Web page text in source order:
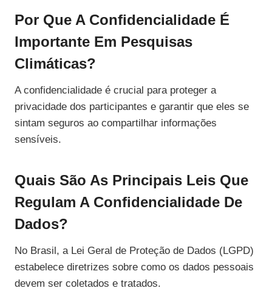
Por Que A Confidencialidade É
Importante Em Pesquisas
Climáticas?
A confidencialidade é crucial para proteger a
privacidade dos participantes e garantir que eles se
sintam seguros ao compartilhar informações
sensíveis.
Quais São As Principais Leis Que
Regulam A Confidencialidade De
Dados?
No Brasil, a Lei Geral de Proteção de Dados (LGPD)
estabelece diretrizes sobre como os dados pessoais
devem ser coletados e tratados.